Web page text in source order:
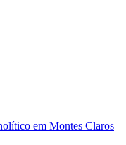
em Montes Claros